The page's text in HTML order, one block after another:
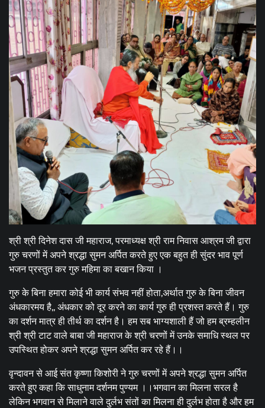
श्री श्री दिनेश दास जी महाराज, परमाध्यक्ष श्री राम निवास आश्रम जी द्वारा
गुरु चरणों में अपने श्रद्धा सुमन अर्पित करते हुए एक बहुत ही सुंदर भाव पूर्ण
भजन प्रस्तुत कर गुरु महिमा का बखान किया ।
गुरु के बिना हमारा कोई भी कार्य संभव नहीं होता,अर्थात गुरु के बिना जीवन
अंधकारमय है,, अंधकार को दूर करने का कार्य गुरु ही प्रशस्त करते हैं। गुरु
का दर्शन मात्र ही तीर्थ का दर्शन है। हम सब भाग्यशाली हैं जो हम ब्रम्हलीन
श्री श्री टाट वाले बाबा जी महाराज के श्री चरणों में उनके समाधि स्थल पर
उपस्थित होकर अपने श्रद्धा सुमन अर्पित कर रहे हैं।।
वृन्दावन से आई संत कृष्णा किशोरी ने गुरु चरणों में अपने श्रद्धा सुमन अर्पित
करते हुए कहा कि साधुनाम दर्शनम पुण्यम ।।भगवान का मिलना सरल है
लेकिन भगवान से मिलाने वाले दुर्लभ संतों का मिलना ही दुर्लभ होता है और हम